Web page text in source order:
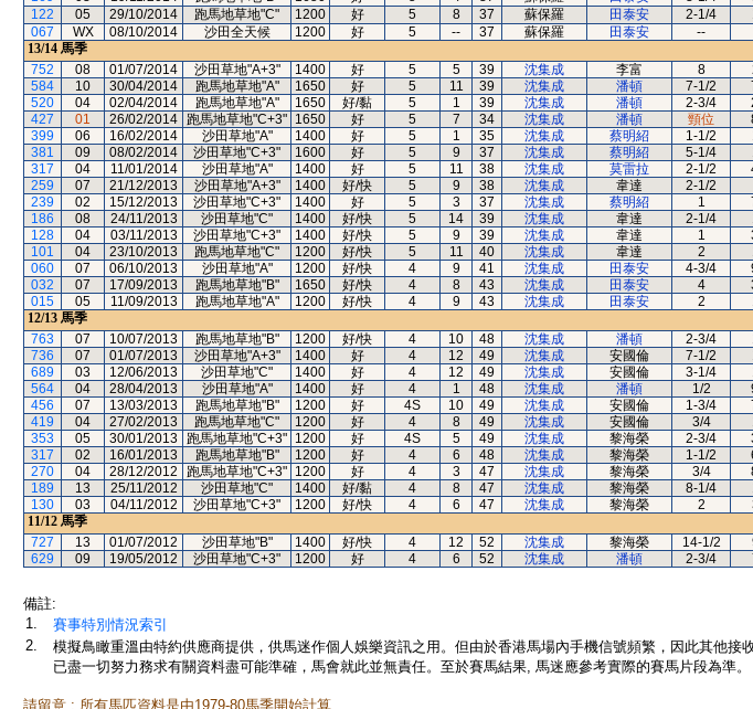
122
05 29/10/2014 跑馬地草地"C" 1200 好 5 8 37 蘇保羅 田泰安 2-1/4
067
WX 08/10/2014 沙田全天候 1200 好 5 -- 37 蘇保羅 田泰安 --
13/14 馬季
752
08 01/07/2014 沙田草地"A+3" 1400 好 5 5 39 沈集成 李富 8
584
10 30/04/2014 跑馬地草地"A" 1650 好 5 11 39 沈集成 潘頓 7-1/2
520
04 02/04/2014 跑馬地草地"A" 1650 好/黏 5 1 39 沈集成 潘頓 2-3/4
427
01 26/02/2014 跑馬地草地"C+3" 1650 好 5 7 34 沈集成 潘頓 頸位
399
06 16/02/2014 沙田草地"A" 1400 好 5 1 35 沈集成 蔡明紹 1-1/2
381
09 08/02/2014 沙田草地"C+3" 1600 好 5 9 37 沈集成 蔡明紹 5-1/4
317
04 11/01/2014 沙田草地"A" 1400 好 5 11 38 沈集成 莫雷拉 2-1/2
259
07 21/12/2013 沙田草地"A+3" 1400 好/快 5 9 38 沈集成 韋達 2-1/2
239
02 15/12/2013 沙田草地"C+3" 1400 好 5 3 37 沈集成 蔡明紹 1
186
08 24/11/2013 沙田草地"C" 1400 好/快 5 14 39 沈集成 韋達 2-1/4
128
04 03/11/2013 沙田草地"C+3" 1400 好/快 5 9 39 沈集成 韋達 1
101
04 23/10/2013 跑馬地草地"C" 1200 好/快 5 11 40 沈集成 韋達 2
060
07 06/10/2013 沙田草地"A" 1200 好/快 4 9 41 沈集成 田泰安 4-3/4
032
07 17/09/2013 跑馬地草地"B" 1650 好/快 4 8 43 沈集成 田泰安 4
015
05 11/09/2013 跑馬地草地"A" 1200 好/快 4 9 43 沈集成 田泰安 2
12/13 馬季
763
07 10/07/2013 跑馬地草地"B" 1200 好/快 4 10 48 沈集成 潘頓 2-3/4
736
07 01/07/2013 沙田草地"A+3" 1400 好 4 12 49 沈集成 安國倫 7-1/2
689
03 12/06/2013 沙田草地"C" 1400 好 4 12 49 沈集成 安國倫 3-1/4
564
04 28/04/2013 沙田草地"A" 1400 好 4 1 48 沈集成 潘頓 1/2
456
07 13/03/2013 跑馬地草地"B" 1200 好 4S 10 49 沈集成 安國倫 1-3/4
419
04 27/02/2013 跑馬地草地"C" 1200 好 4 8 49 沈集成 安國倫 3/4
353
05 30/01/2013 跑馬地草地"C+3" 1200 好 4S 5 49 沈集成 黎海榮 2-3/4
317
02 16/01/2013 跑馬地草地"B" 1200 好 4 6 48 沈集成 黎海榮 1-1/2
270
04 28/12/2012 跑馬地草地"C+3" 1200 好 4 3 47 沈集成 黎海榮 3/4
189
13 25/11/2012 沙田草地"C" 1400 好/黏 4 8 47 沈集成 黎海榮 8-1/4
130
03 04/11/2012 沙田草地"C+3" 1200 好/快 4 6 47 沈集成 黎海榮 2
11/12 馬季
727
13 01/07/2012 沙田草地"B" 1400 好/快 4 12 52 沈集成 黎海榮 14-1/2
629
09 19/05/2012 沙田草地"C+3" 1200 好 4 6 52 沈集成 潘頓 2-3/4
備註:
1.
賽事特別情況索引
2.
模擬鳥瞰重溫由特約供應商提供，供馬迷作個人娛樂資訊之用。但由於香港馬場內手機信號頻繁，因此其他
已盡一切努力務求有關資料盡可能準確，馬會就此並無責任。至於賽馬結果, 馬迷應參考實際的賽馬片段為準。
請留意 : 所有馬匹資料是由1979-80馬季開始計算